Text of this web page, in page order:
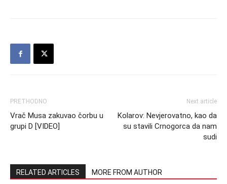
PRETHODNO
Vrač Musa zakuvao čorbu u
grupi D [VIDEO]
Next article
Kolarov: Nevjerovatno, kao da
su stavili Crnogorca da nam
sudi
RELATED ARTICLES MORE FROM AUTHOR